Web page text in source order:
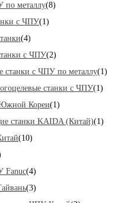
по металлу(8)
с ЧПУ(1)
(4)
с ЧПУ(2)
станки с ЧПУ по металлу(1)
станки с ЧПУ(1)
Кореи(1)
станки KAIDA (Китай)(1)
(10)
Fanuc(4)
(3)